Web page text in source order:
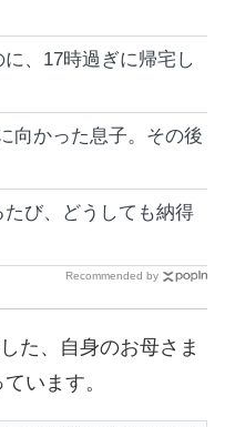
、17時過ぎに帰宅し
向かった息子。その後
び、どうしても納得
Recommended by
た、自身のお母さま
います。